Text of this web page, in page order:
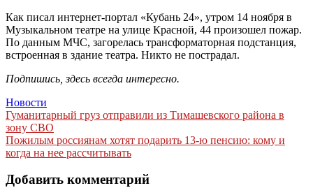
Как писал интернет-портал «Кубань 24», утром 14 ноября в
Музыкальном театре на улице Красной, 44 произошел пожар.
По данным МЧС, загорелась трансформаторная подстанция,
встроенная в здание театра. Никто не пострадал.
Подпишись, здесь всегда интересно.
Новости
Навигация
по
записям
Гуманитарный груз отправили из Тимашевского района в
зону СВО
Пожилым россиянам хотят подарить 13-ю пенсию: кому и
когда на нее рассчитывать
Добавить комментарий